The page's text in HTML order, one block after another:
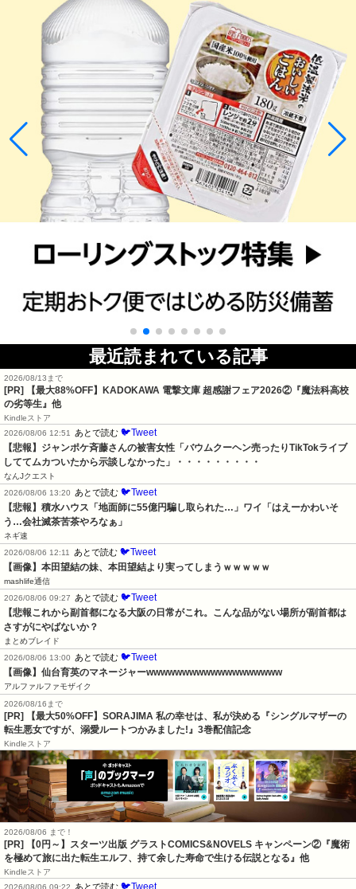
最近読まれている記事
2026/08/13まで
[PR] 【最大88%OFF】KADOKAWA 電撃文庫 超感謝フェア2026②『魔法科高校
の劣等生』他
Kindleストア
2026/08/06 12:51 あとで読む 🐦Tweet
【悲報】ジャンポケ斉藤さんの被害女性「バウムクーヘン売ったりTikTokライブ
しててムカついたから示談しなかった」・・・・・・・・・
なんJクエスト
2026/08/06 13:20 あとで読む 🐦Tweet
【悲報】積水ハウス「地面師に55億円騙し取られた…」ワイ「はえーかわいそ
う…会社滅茶苦茶やろなぁ」
ネギ速
2026/08/06 12:11 あとで読む 🐦Tweet
【画像】本田望結の妹、本田望結より実ってしまうｗｗｗｗｗ
mashlife通信
2026/08/06 09:27 あとで読む 🐦Tweet
【悲報これから副首都になる大阪の日常がこれ。こんな品がない場所が副首都は
さすがにやばないか？
まとめブレイド
2026/08/06 13:00 あとで読む 🐦Tweet
【画像】仙台育英のマネージャーwwwwwwwwwwwwwwwwwww
アルファルファモザイク
2026/08/16まで
[PR] 【最大50%OFF】SORAJIMA 私の幸せは、私が決める『シングルマザーの
転生悪女ですが、溺愛ルートつかみました!』3巻配信記念
Kindleストア
2026/08/06 まで！
[PR] 【0円～】スターツ出版 グラストCOMICS&NOVELS キャンペーン②『魔術
を極めて旅に出た転生エルフ、持て余した寿命で生ける伝説となる』他
Kindleストア
2026/08/06 09:22
あとで読む 🐦Tweet